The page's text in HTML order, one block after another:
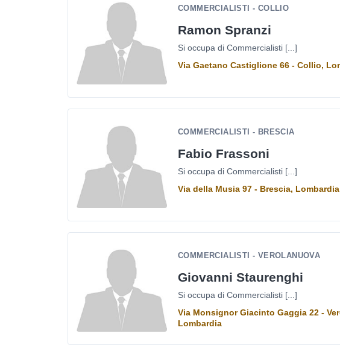
COMMERCIALISTI - COLLIO
Ramon Spranzi
Si occupa di Commercialisti [...]
Via Gaetano Castiglione 66 - Collio,
COMMERCIALISTI - BRESCIA
Fabio Frassoni
Si occupa di Commercialisti [...]
Via della Musia 97 - Brescia, Lombardia
COMMERCIALISTI - VEROLANUOVA
Giovanni Staurenghi
Si occupa di Commercialisti [...]
Via Monsignor Giacinto Gaggia 22 -
Lombardia